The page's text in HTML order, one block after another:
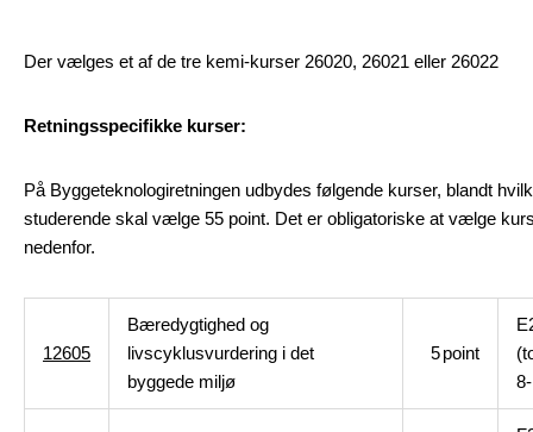
Der vælges et af de tre kemi-kurser 26020, 26021 eller 26022
Retningsspecifikke kurser:
På Byggeteknologiretningen udbydes følgende kurser, blandt
studerende skal vælge 55 point. Det er obligatoriske at vælge
nedenfor.
12605
Bæredygtighed og
livscyklusvurdering i det
byggede miljø
5point